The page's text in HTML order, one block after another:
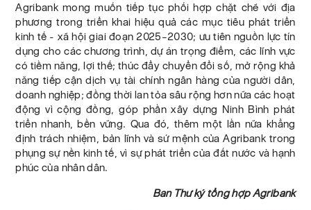
Agribank mong muốn tiếp tục phối hợp chặt chẽ với địa
phương trong triển khai hiệu quả các mục tiêu phát triển
kinh tế - xã hội giai đoạn 2025–2030; ưu tiên nguồn lực tín
dụng cho các chương trình, dự án trọng điểm, các lĩnh vực
có tiềm năng, lợi thế; thúc đẩy chuyển đổi số, mở rộng khả
năng tiếp cận dịch vụ tài chính ngân hàng của người dân,
doanh nghiệp; đồng thời lan tỏa sâu rộng hơn nữa các hoạt
động vì cộng đồng, góp phần xây dựng Ninh Bình phát
triển nhanh, bền vững. Qua đó, thêm một lần nữa khẳng
định trách nhiệm, bản lĩnh và sứ mệnh của Agribank trong
phụng sự nền kinh tế, vì sự phát triển của đất nước và hạnh
phúc của nhân dân.
Ban Thư ký tổng hợp Agribank